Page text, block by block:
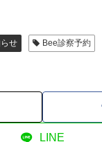
せ Bee診察予約
LINE